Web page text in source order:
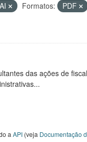
AI Formatos:
PDF
das ações de
a API(veja Documentação